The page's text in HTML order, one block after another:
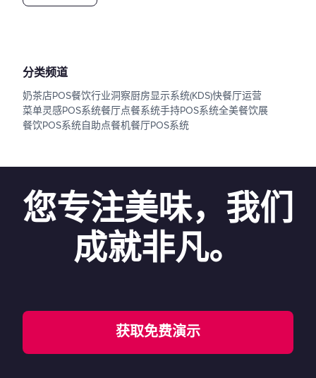
分类频道
奶茶店POS餐饮行业洞察厨房显示系统(KDS)快餐厅运营
菜单灵感POS系统餐厅点餐系统手持POS系统全美餐饮展
餐饮POS系统自助点餐机餐厅POS系统
您专注美味，我们
成就非凡。
获取免费演示